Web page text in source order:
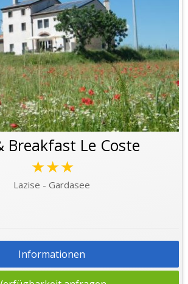
Breakfast Le Coste
★★★
Lazise - Gardasee
Informationen